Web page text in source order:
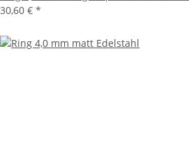
30,60 € *